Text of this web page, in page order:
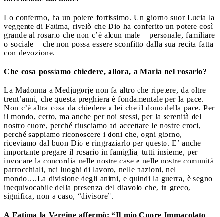
Lo confermo, ha un potere fortissimo. Un giorno suor Lucia la
veggente di Fatima, rivelò che Dio ha conferito un potere così
grande al rosario che non c’è alcun male – personale, familiare
o sociale – che non possa essere sconfitto dalla sua recita fatta
con devozione.
Che cosa possiamo chiedere, allora, a Maria nel rosario?
La Madonna a Medjugorje non fa altro che ripetere, da oltre
trent’anni, che questa preghiera è fondamentale per la pace.
Non c’è altra cosa da chiedere a lei che il dono della pace. Per
il mondo, certo, ma anche per noi stessi, per la serenità del
nostro cuore, perché riusciamo ad accettare le nostre croci,
perché sappiamo riconoscere i doni che, ogni giorno,
riceviamo dal buon Dio e ringraziarlo per questo. E’ anche
importante pregare il rosario in famiglia, tutti insieme, per
invocare la concordia nelle nostre case e nelle nostre comunità
parrocchiali, nei luoghi di lavoro, nelle nazioni, nel
mondo….La divisione degli animi, e quindi la guerra, è segno
inequivocabile della presenza del diavolo che, in greco,
significa, non a caso, “divisore”.
A Fatima la Vergine affermò: “Il mio Cuore Immacolato